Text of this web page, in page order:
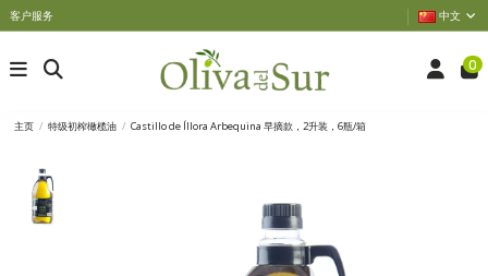
客户服务 中文
0
主页 特级初榨橄榄油 Castillo de Íllora Arbequina 早摘款，2升装，6瓶/箱